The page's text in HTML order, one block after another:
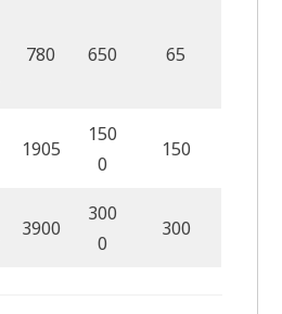
780 650 65
1905
150
0
150
3900
300
0
300